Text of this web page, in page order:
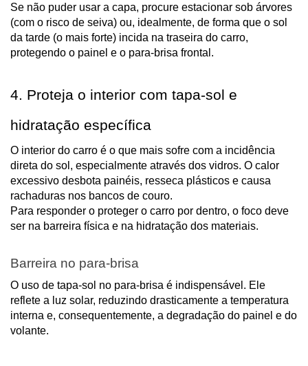
Se não puder usar a capa, procure estacionar sob árvores
(com o risco de seiva) ou, idealmente, de forma que o sol
da tarde (o mais forte) incida na traseira do carro,
protegendo o painel e o para-brisa frontal.
4. Proteja o interior com tapa-sol e
hidratação específica
O interior do carro é o que mais sofre com a incidência
direta do sol, especialmente através dos vidros. O calor
excessivo desbota painéis, resseca plásticos e causa
rachaduras nos bancos de couro.
Para responder o proteger o carro por dentro, o foco deve
ser na barreira física e na hidratação dos materiais.
Barreira no para-brisa
O uso de tapa-sol no para-brisa é indispensável. Ele
reflete a luz solar, reduzindo drasticamente a temperatura
interna e, consequentemente, a degradação do painel e do
volante.